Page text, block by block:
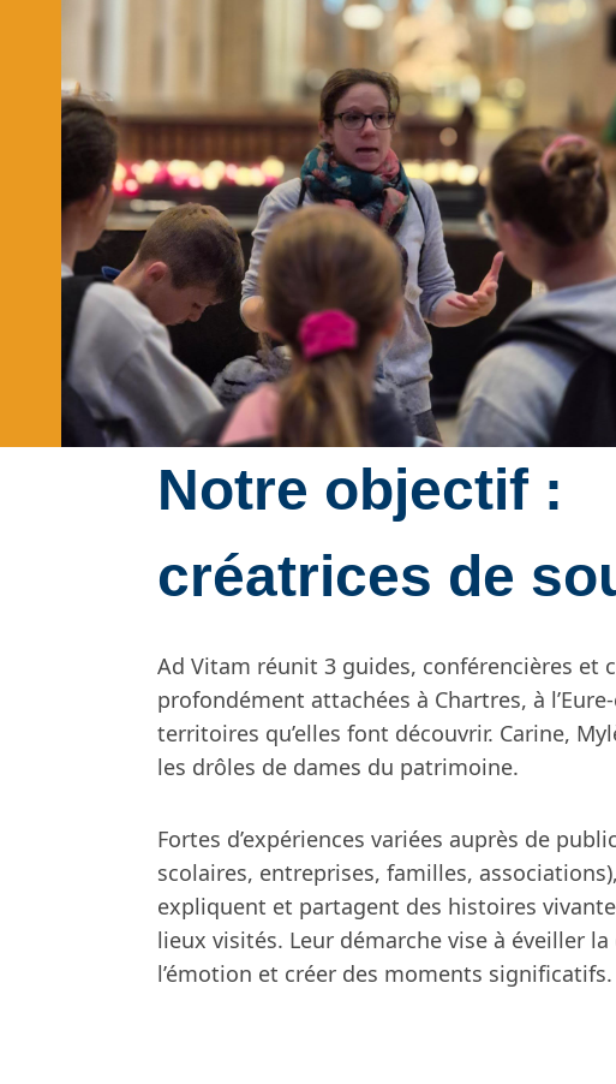
Notre objectif :
créatrices de
Ad Vitam réunit 3 guides, conférencières et
profondément attachées à Chartres, à
territoires qu’elles font découvrir. Carine,
les drôles de dames du patrimoine.
Fortes d’expériences variées auprès de
scolaires, entreprises, familles,
expliquent et partagent des histoires
lieux visités. Leur démarche vise à éveiller
l’émotion et créer des moments significatifs.